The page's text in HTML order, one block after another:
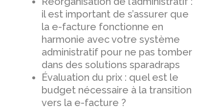
il est important de s’assurer que
la e-facture fonctionne en
harmonie avec votre système
administratif pour ne pas tomber
dans des solutions sparadraps
Évaluation du prix : quel est le
budget nécessaire à la transition
vers la e-facture ?